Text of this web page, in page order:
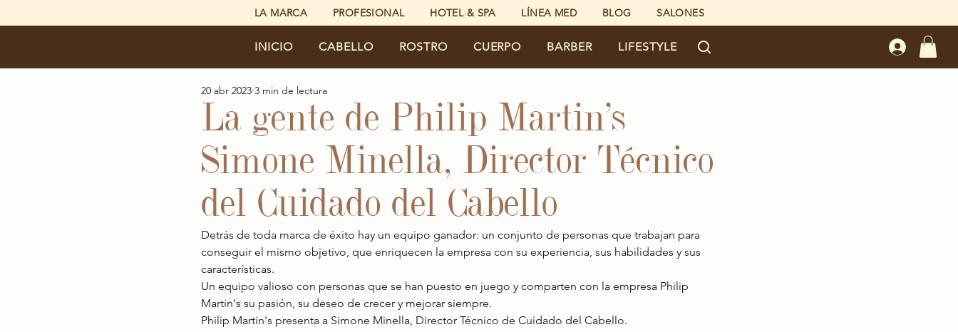
LA MARCA PROFESIONAL HOTEL & SPA LÍNEA MED BLOG SALONES
INICIO CABELLO ROSTRO CUERPO BARBER LIFESTYLE
La gente de Philip Martin's
Simone Minella, Director Técnico
del Cuidado del Cabello
20 abr 2023 3 min de lectura
Detrás de toda marca de éxito hay un equipo ganador: un conjunto de personas que trabajan para
conseguir el mismo objetivo, que enriquecen la empresa con su experiencia, sus habilidades y sus
características.
Un equipo valioso con personas que se han puesto en juego y comparten con la empresa Philip
Martin's su pasión, su deseo de crecer y mejorar siempre.
Philip Martin's presenta a Simone Minella, Director Técnico de Cuidado del Cabello.